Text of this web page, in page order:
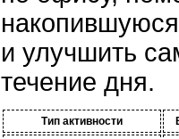
и улучшить
течение дня.
Тип активности